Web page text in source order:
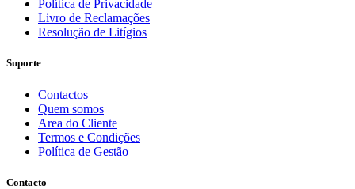
Política de Privacidade
Livro de Reclamações
Resolução de Litígios
Suporte
Contactos
Quem somos
Area do Cliente
Termos e Condições
Política de Gestão
Contacto